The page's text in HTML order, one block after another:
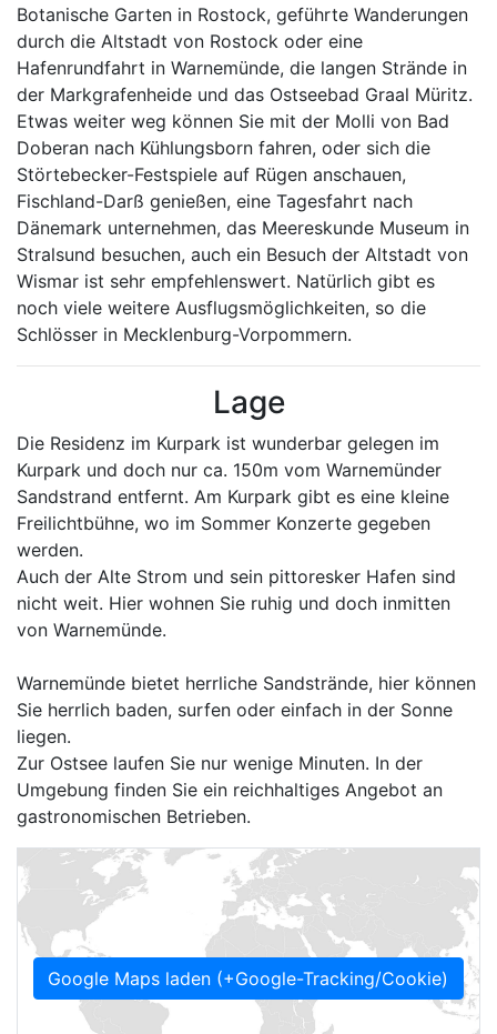
Botanische Garten in Rostock, geführte Wanderungen
durch die Altstadt von Rostock oder eine
Hafenrundfahrt in Warnemünde, die langen Strände in
der Markgrafenheide und das Ostseebad Graal Müritz.
Etwas weiter weg können Sie mit der Molli von Bad
Doberan nach Kühlungsborn fahren, oder sich die
Störtebecker-Festspiele auf Rügen anschauen,
Fischland-Darß genießen, eine Tagesfahrt nach
Dänemark unternehmen, das Meereskunde Museum in
Stralsund besuchen, auch ein Besuch der Altstadt von
Wismar ist sehr empfehlenswert. Natürlich gibt es
noch viele weitere Ausflugsmöglichkeiten, so die
Schlösser in Mecklenburg-Vorpommern.
Lage
Die Residenz im Kurpark ist wunderbar gelegen im
Kurpark und doch nur ca. 150m vom Warnemünder
Sandstrand entfernt. Am Kurpark gibt es eine kleine
Freilichtbühne, wo im Sommer Konzerte gegeben
werden.
Auch der Alte Strom und sein pittoresker Hafen sind
nicht weit. Hier wohnen Sie ruhig und doch inmitten
von Warnemünde.
Warnemünde bietet herrliche Sandstrände, hier können
Sie herrlich baden, surfen oder einfach in der Sonne
liegen.
Zur Ostsee laufen Sie nur wenige Minuten. In der
Umgebung finden Sie ein reichhaltiges Angebot an
gastronomischen Betrieben.
Google Maps laden (+Google-Tracking/Cookie)